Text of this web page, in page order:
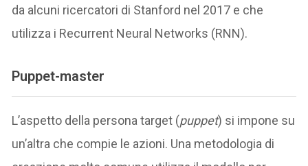
da alcuni ricercatori di Stanford nel 2017 e che
utilizza i Recurrent Neural Networks (RNN).
Puppet-master
L’aspetto della persona target (puppet) si impone su
un’altra che compie le azioni. Una metodologia di